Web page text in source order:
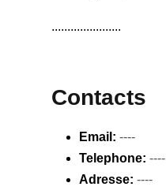
......................
Contacts
Email: ----
Telephone: ----
Adresse: ----